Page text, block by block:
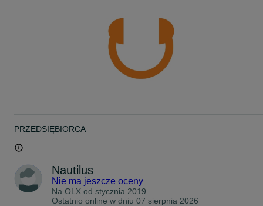
PRZEDSIĘBIORCA
Nautilus
Nie ma jeszcze oceny
Na OLX od stycznia 2019
Ostatnio online w dniu 07 sierpnia 2026